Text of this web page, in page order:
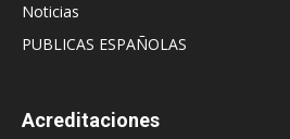
Noticias
PUBLICAS ESPAÑOLAS
Acreditaciones